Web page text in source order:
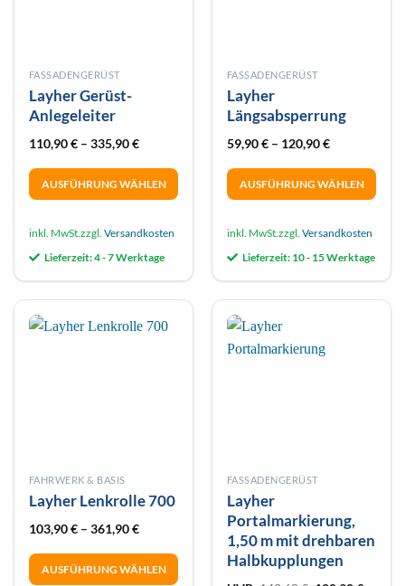
FASSADENGERÜST
Layher Gerüst-
Anlegeleiter
110,90€– 335,90€
AUSFÜHRUNG WÄHLEN
Produkt
mehrere
Varianten
auf.
Die
inkl. MwSt.zzgl. Versandkosten
Lieferzeit:4 - 7 Werktage
FASSADENGERÜST
Layher
Längsabsperrung
59,90€– 120,90€
AUSFÜHRUNG WÄHLEN
Produkt
mehrere
Varianten
auf.
Die
Optionen
inkl. MwSt.zzgl. Versandkosten
Lieferzeit: 10 - 15 Werktage
FAHRWERK & BASIS
Layher Lenkrolle 700
103,90€– 361,90€
AUSFÜHRUNG WÄHLEN
FASSADENGERÜST
Layher
Portalmarkierung,
1,50 m mit drehbaren
Halbkupplungen